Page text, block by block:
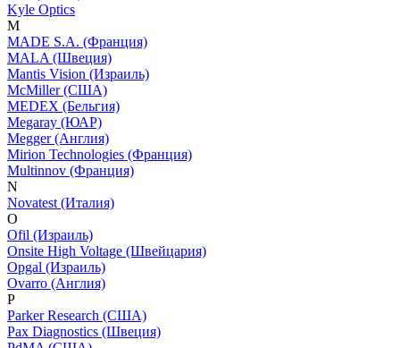
Kyle Optics
M
MADE S.A. (Франция)
MALA (Швеция)
Mantis Vision (Израиль)
McMiller (США)
MEDEX (Бельгия)
Megaray (ЮАР)
Megger (Англия)
Mirion Technologies (Франция)
Multinnov (Франция)
N
Novatest (Италия)
O
Ofil (Израиль)
Onsite High Voltage (Швейцария)
Opgal (Израиль)
Ovarro (Англия)
P
Parker Research (США)
Pax Diagnostics (Швеция)